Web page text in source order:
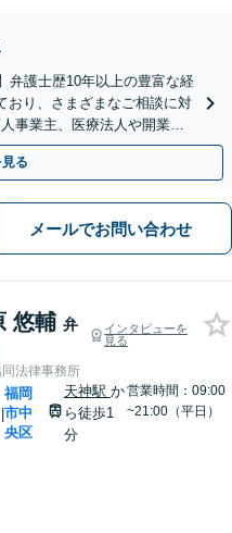
弁護士歴10年以上の豊富な経
おり、さまざまなご相談に対
事業主、医療法人や開業医
烏丸御池6分】
る
メールでお問い合わせ
悠輔 弁
インタビューを
見る
法律事務所
|
福岡
市中
央区
天神駅 か
ら徒歩1
分
営業時間：09:00
~21:00（平日）